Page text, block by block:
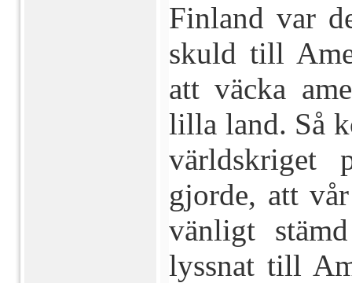
Finland var
skuld till
att väcka
lilla land. Så
världskriget
gjorde, att
vänligt
lyssnat till